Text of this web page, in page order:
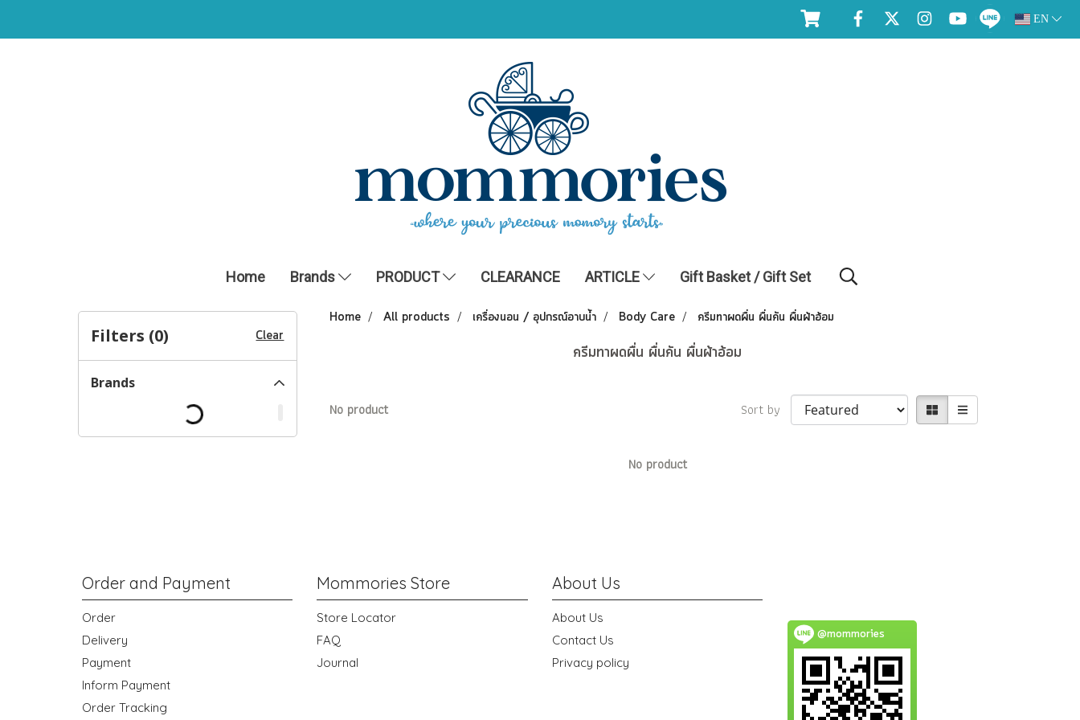
EN
Home Brands PRODUCT CLEARANCE ARTICLE Gift Basket / Gift Set
Home All products เครื่องนอน / อุปกรณ์อาบน้ำ Body Care ครีมทาผดผื่น ผื่นคัน ผื่นผ้าอ้อม
ครีมทาผดผื่น ผื่นคัน ผื่นผ้าอ้อม
No product Sort by
No product
Filters (0) Clear
Brands
Order and Payment
Order
Delivery
Payment
Inform Payment
Order Tracking
Mommories Store
Store Locator
FAQ
Journal
About Us
About Us
Contact Us
Privacy policy
@mommories